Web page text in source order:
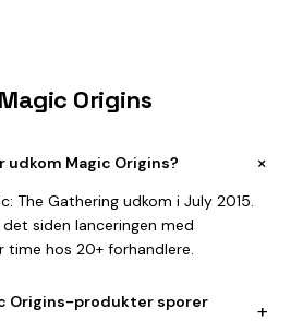
Origins
udkom Magic Origins? +
The Gathering udkom i July 2015.
siden lanceringen med
time hos 20+ forhandlere.
Origins-produkter sporer
+